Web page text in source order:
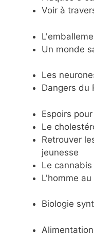
Voir à
Un monde
Les
Dangers du
Espoirs
Le
Retrouver
jeunesse
Le
L'homme
Biologie